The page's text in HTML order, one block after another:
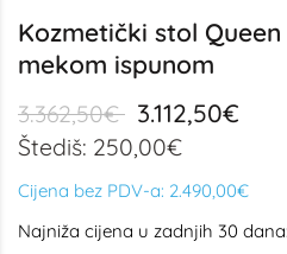
Kozmetički stol
mekom ispunom
3.362,50€ 3.112,50€
Štediš: 250,00€
Cijena bez PDV-a: 2.490,00€
Najniža cijena u zadnjih 30